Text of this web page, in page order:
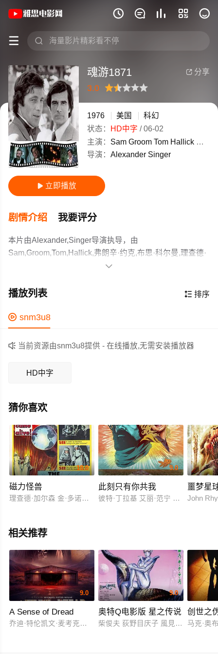
    
 
《魂游1871》(1976)美国英语高清电影
 分享
魂游1871
3.0
很差较差
还行推荐力荐
1976 美国
科幻
状态：
HD中字 /06-02
主演： Sam Groom Tom Hallick 弗朗
导演： Alexander Singer
 立即播放
剧情介绍 我要评分
本片由Alexander,Singer导演执导，由
Sam,Groom,Tom,Hallick,弗朗辛·约克,布思·科尔曼,理查德·
贝斯哈特,Trish,Stewart,沃尔特·布鲁克,帕特里克·卡利顿,多
达,Gil,Lamb,Ed,Ness,Kathleen,Bracken,理查德·韦
人心弦，领广大科幻片爱好者和观众们都期待不已。
无奈资料被毁,科学家们只得使用时间机器回到过去寻找,不
片，正大剧场好像播出过
作为一部 上映的科幻电影，在当期同类题材影片中具有一
定的看点，在演员表现和剧情架构上也都有不错的亮点，
剧情紧凑，角色塑造鲜明，适合喜欢科幻类电影的观众观

 排序
播放列表
 snm3u8
 当前资源由snm3u8提供 - 在线播放,无需安装播放器
HD中字
猜你喜欢
10.0
磁力怪兽
理查德·加尔森 金·多诺万 Jean Byron Harry Ellerbe
9.0
此刻只有你共我
彼特·丁拉基 艾丽·范宁 夏洛特·甘斯
噩梦星
John
相关推荐
9.0
A Sense of Dread
乔迪·特伦凯文·麦考克尔虹膜
9.0
奥特Q电影版 星之传说
柴俊夫 荻野目庆子 風見しんご
创世之
马克·奥